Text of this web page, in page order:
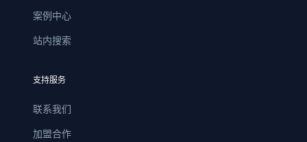
案例中心
站内搜索
支持服务
联系我们
加盟合作